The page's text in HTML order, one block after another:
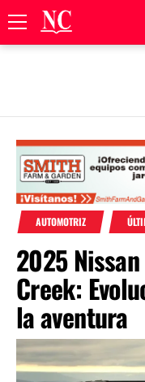
content
AUTOMOTRIZ
2025
Creek:
la aventura